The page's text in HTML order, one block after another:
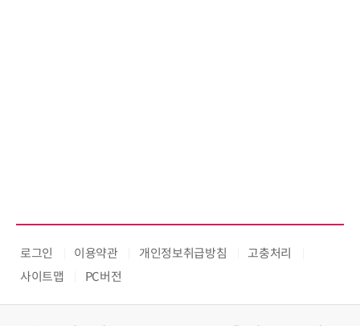
로그인 이용약관 개인정보취급방침
고충처리
사이트맵
PC버전